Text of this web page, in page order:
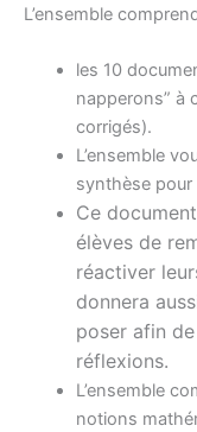
L’ensemble
les 10
napperons” à
corrigés).
L’ensemble
synthèse pour
Ce
élèves de
réactiver
donnera
poser afin
réflexions.
L’ensemble
notions